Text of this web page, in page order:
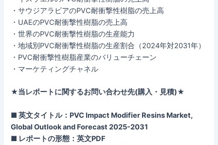
・サウジアラビアのPVC耐衝撃性樹脂の売上高
・UAEのPVC耐衝撃性樹脂の売上高
・世界のPVC耐衝撃性樹脂の生産能力
・地域別PVC耐衝撃性樹脂の生産割合（2024年対2031年）
・PVC耐衝撃性樹脂産業のバリューチェーン
・マーケティングチャネル
★当レポートに関するお問い合わせ先(購入・見積)★
■ 英文タイトル：PVC Impact Modifier Resins Market,
Global Outlook and Forecast 2025-2031
■ レポートの形態：英文PDF